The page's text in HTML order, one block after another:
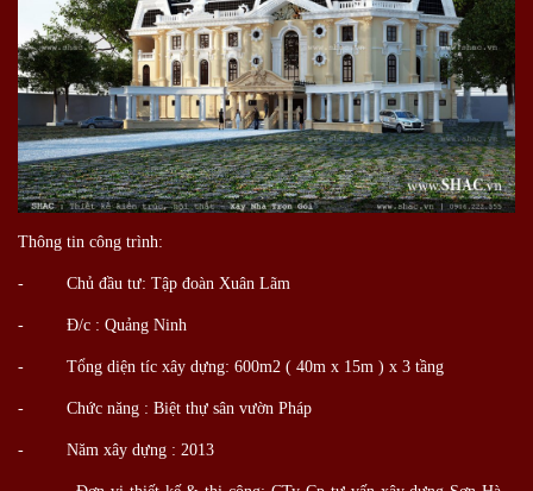
Thông tin công trình:
- Chủ đầu tư: Tập đoàn Xuân Lãm
- Đ/c : Quảng Ninh
- Tổng diện tíc xây dựng: 600m2 ( 40m x 15m ) x 3 tầng
- Chức năng : Biệt thự sân vườn Pháp
- Năm xây dựng : 2013